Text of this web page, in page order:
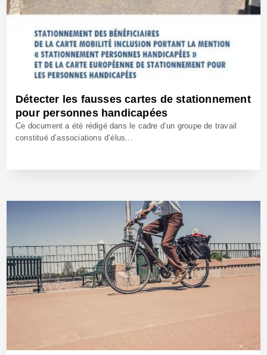
Détecter les fausses cartes de stationnement
pour personnes handicapées
Ce document a été rédigé dans le cadre d’un groupe de travail
constitué d’associations d’élus...